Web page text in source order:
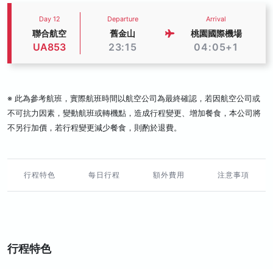
Day 12
聯合航空
UA853
Departure
舊金山
23:15
Arrival
桃園國際機場
04:05+1
※ 此為參考航班，實際航班時間以航空公司為最終確認，若因航空公司或
不可抗力因素，變動航班或轉機點，造成行程變更、增加餐食，本公司將
不另行加價，若行程變更減少餐食，則酌於退費。
行程特色 每日行程 額外費用 注意事項
行程特色